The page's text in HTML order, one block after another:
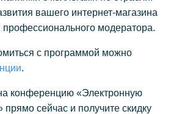
вашего интернет-магазина
профессионального модератора.
с программой можно
.
конференцию «Электронную
сейчас и получите скидку